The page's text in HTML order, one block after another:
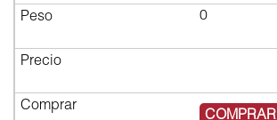
0
COMPRAR